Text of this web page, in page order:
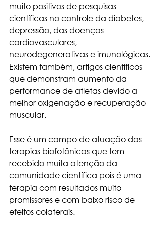
muito positivos de pesquisas
científicas no controle da diabetes,
depressão, das doenças
cardiovasculares,
neurodegenerativas e imunológicas.
Existem também, artigos científicos
que demonstram aumento da
performance de atletas devido a
melhor oxigenação e recuperação
muscular.
Esse é um campo de atuação das
terapias biofotônicas que tem
recebido muita atenção da
comunidade científica pois é uma
terapia com resultados muito
promissores e com baixo risco de
efeitos colaterais.